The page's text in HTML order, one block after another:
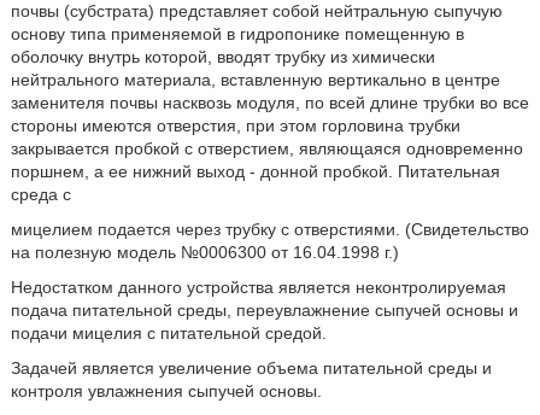
почвы (субстрата) представляет собой нейтральную сыпучую
основу типа применяемой в гидропонике помещенную в
оболочку внутрь которой, вводят трубку из химически
нейтрального материала, вставленную вертикально в центре
заменителя почвы насквозь модуля, по всей длине трубки во все
стороны имеются отверстия, при этом горловина трубки
закрывается пробкой с отверстием, являющаяся одновременно
поршнем, а ее нижний выход - донной пробкой. Питательная
среда с
мицелием подается через трубку с отверстиями. (Свидетельство
на полезную модель №0006300 от 16.04.1998 г.)
Недостатком данного устройства является неконтролируемая
подача питательной среды, переувлажнение сыпучей основы и
подачи мицелия с питательной средой.
Задачей является увеличение объема питательной среды и
контроля увлажнения сыпучей основы.